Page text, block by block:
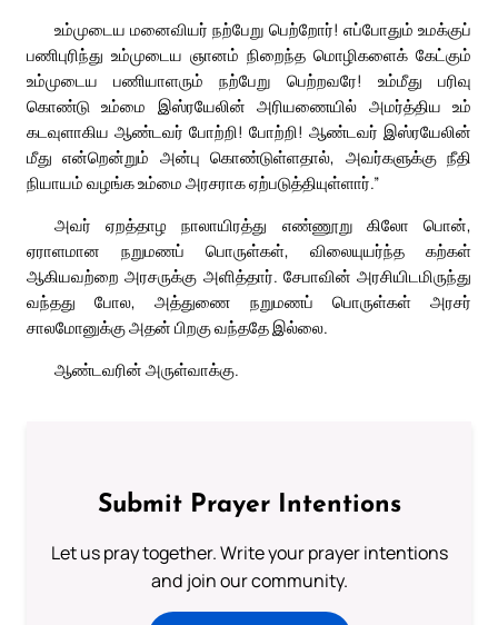
உம்முடைய மனைவியர் நற்பேறு பெற்றோர்! எப்போதும் உமக்குப்
பணிபுரிந்து உம்முடைய ஞானம் நிறைந்த மொழிகளைக் கேட்கும்
உம்முடைய பணியாளரும் நற்பேறு பெற்றவரே! உம்மீது பரிவு
கொண்டு உம்மை இஸ்ரயேலின் அரியணையில் அமர்த்திய உம்
கடவுளாகிய ஆண்டவர் போற்றி! போற்றி! ஆண்டவர் இஸ்ரயேலின்
மீது என்றென்றும் அன்பு கொண்டுள்ளதால், அவர்களுக்கு நீதி
நியாயம் வழங்க உம்மை அரசராக ஏற்படுத்தியுள்ளார்.”
அவர் ஏறத்தாழ நாலாயிரத்து எண்ணூறு கிலோ பொன்,
ஏராளமான நறுமணப் பொருள்கள், விலையுயர்ந்த கற்கள்
ஆகியவற்றை அரசருக்கு அளித்தார். சேபாவின் அரசியிடமிருந்து
வந்தது போல, அத்துணை நறுமணப் பொருள்கள் அரசர்
சாலமோனுக்கு அதன் பிறகு வந்ததே இல்லை.
ஆண்டவரின் அருள்வாக்கு.
Submit Prayer Intentions
Let us pray together. Write your prayer intentions
and join our community.